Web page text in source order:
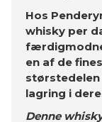
Hos
whisky per
en af de
lagring i
Denne